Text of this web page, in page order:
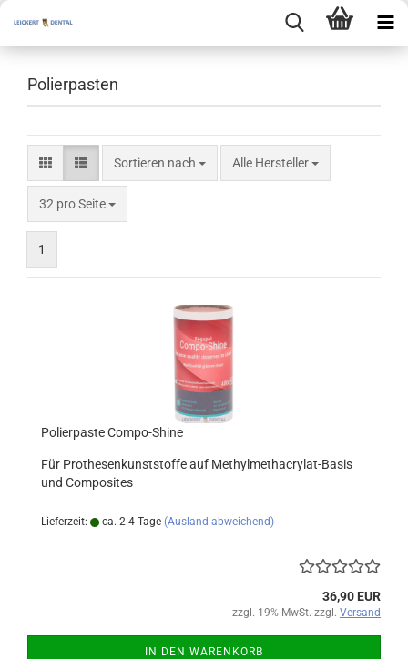
Polierpasten
Sortieren nach
Sortieren nach Alle Hersteller
32 pro Seite
pro Seite
1
Polierpaste Compo-Shine
Für Prothesenkunststoffe auf Methylmethacrylat-Basis
und Composites
Lieferzeit: ca. 2-4 Tage (Ausland abweichend)
36,90 EUR
zzgl. 19% MwSt. zzgl. Versand
IN DEN WARENKORB